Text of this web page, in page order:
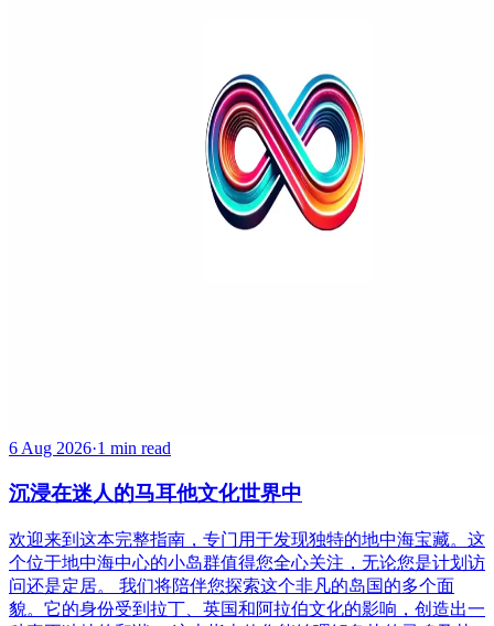
6 Aug 2026·1 min read
沉浸在迷人的马耳他文化世界中
欢迎来到这本完整指南，专门用于发现独特的地中海宝藏。这
个位于地中海中心的小岛群值得您全心关注，无论您是计划访
问还是定居。 我们将陪伴您探索这个非凡的岛国的多个面
貌。它的身份受到拉丁、英国和阿拉伯文化的影响，创造出一